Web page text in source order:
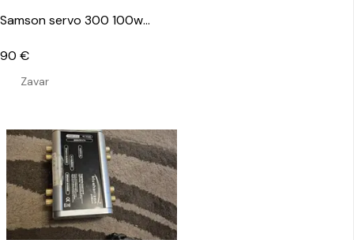
Samson servo 300 100w…
Zavar
90 €